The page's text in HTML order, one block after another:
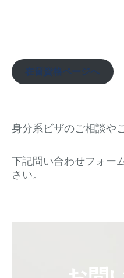
在留資格ページへ
身分系ビザのご相談や
下記問い合わせフォー
さい。